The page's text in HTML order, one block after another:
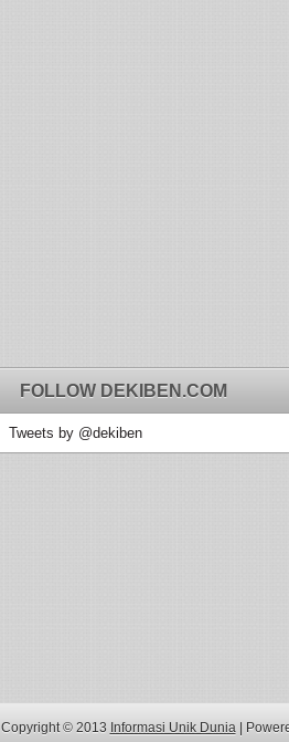
FOLLOW DEKIBEN.COM
Tweets by @dekiben
Copyright © 2013 Informasi Unik Dunia|